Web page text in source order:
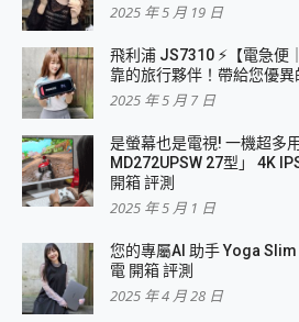
2025 年 5 月 19 日
飛利浦 JS7310 ⚡【電急便
靠的旅行夥伴！帶給您優
2025 年 5 月 7 日
是螢幕也是電視! 一機超多
MD272UPSW 27型」 4K
開箱 評測
2025 年 5 月 1 日
您的專屬AI 助手 Yoga
電 開箱 評測
2025 年 4 月 28 日